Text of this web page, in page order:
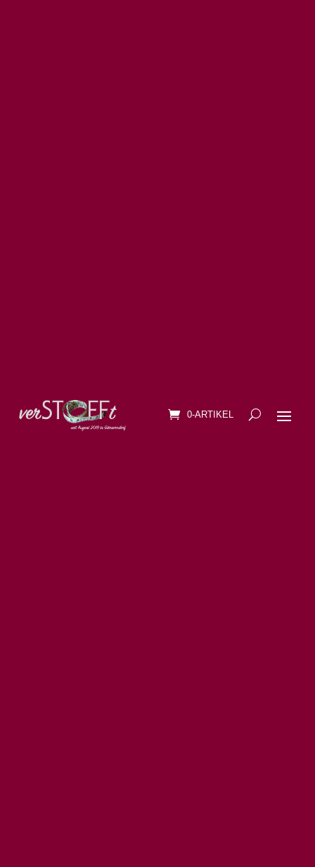
0-ARTIKEL